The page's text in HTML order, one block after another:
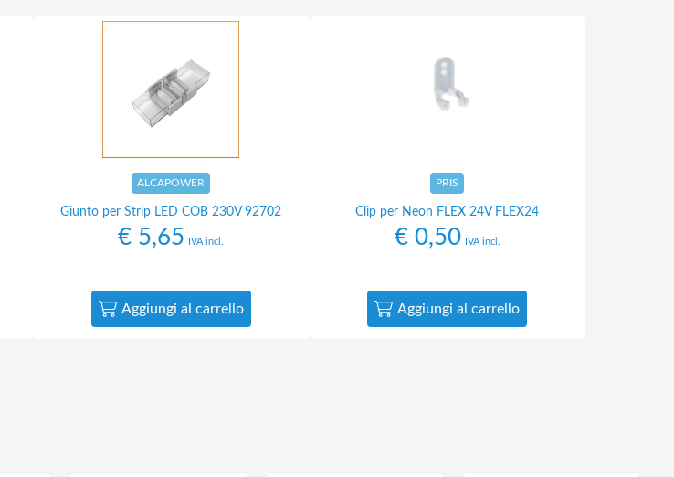
ALCAPOWER
Giunto per Strip LED COB 230V 92702
€ 5,65 IVA incl.
Aggiungi al carrello
PRIS
Clip per Neon FLEX 24V FLEX24
€0,50 IVA incl.
Aggiungi al carrello